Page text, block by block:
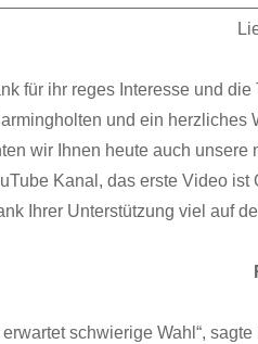
für ihr reges Interesse und
und ein herzliches
wir Ihnen heute auch
Kanal, das erste Video
Ihrer Unterstützung viel auf
erwartet schwierige Wahl“,